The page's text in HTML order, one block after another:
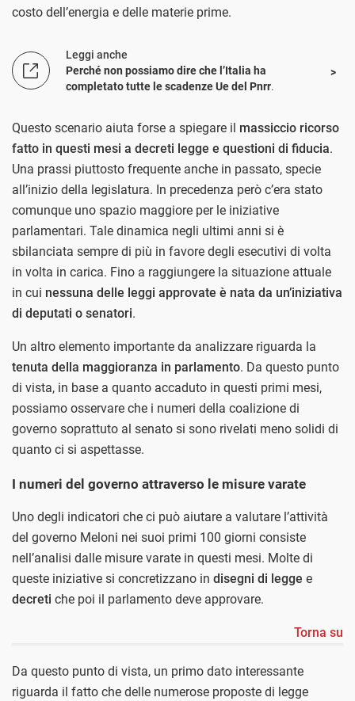
costo dell’energia e delle materie prime.
Leggi anche
Perché non possiamo dire che l’Italia ha
completato tutte le scadenze Ue del Pnrr.
Questo scenario aiuta forse a spiegare il massiccio ricorso
fatto in questi mesi a decreti legge e questioni di fiducia.
Una prassi piuttosto frequente anche in passato, specie
all’inizio della legislatura. In precedenza però c’era stato
comunque uno spazio maggiore per le iniziative
parlamentari. Tale dinamica negli ultimi anni si è
sbilanciata sempre di più in favore degli esecutivi di volta
in volta in carica. Fino a raggiungere la situazione attuale
in cui nessuna delle leggi approvate è nata da un’iniziativa
di deputati o senatori.
Un altro elemento importante da analizzare riguarda la
tenuta della maggioranza in parlamento. Da questo punto
di vista, in base a quanto accaduto in questi primi mesi,
possiamo osservare che i numeri della coalizione di
governo soprattuto al senato si sono rivelati meno solidi di
quanto ci si aspettasse.
I numeri del governo attraverso le misure varate
Uno degli indicatori che ci può aiutare a valutare l’attività
del governo Meloni nei suoi primi 100 giorni consiste
nell’analisi dalle misure varate in questi mesi. Molte di
queste iniziative si concretizzano in disegni di legge e
decreti che poi il parlamento deve approvare.
Torna su
Da questo punto di vista, un primo dato interessante
riguarda il fatto che delle numerose proposte di legge